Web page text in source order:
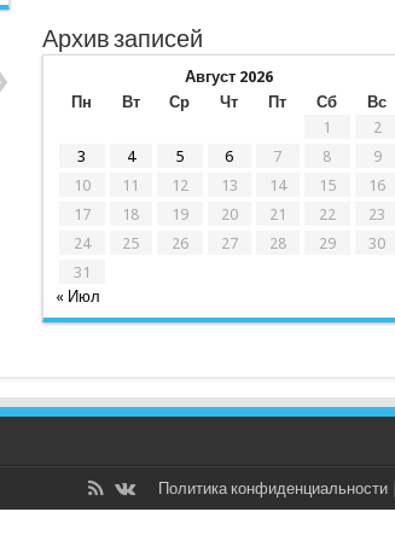
Архив записей
Август 2026
Пн
Вт Ср Чт Пт Сб
Вс
1
2
3
4 5 6 7 8
9
10
11 12 13 14 15
16
17
18 19 20 21 22
23
24
25 26 27 28 29
30
31
« Июл
Политика конфиденциальности|